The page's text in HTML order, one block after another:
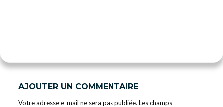
AJOUTER UN COMMENTAIRE
Votre adresse e-mail ne sera pas publiée. Les champs